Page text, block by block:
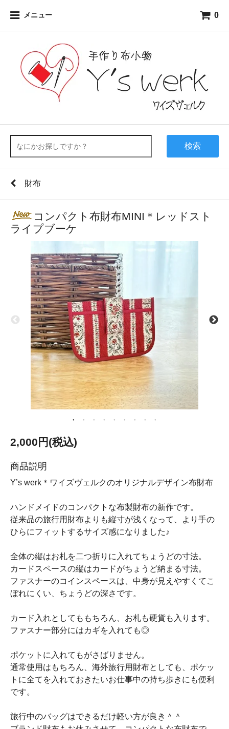
メニュー 0
検索
財布
コンパクト布財布MINI＊レッドスト
ライプブーケ
2,000円(税込)
商品説明
Y’s werk＊ワイズヴェルクのオリジナルデザイン布財布
ハンドメイドのコンパクトな布製財布の新作です。
従来品の旅行用財布よりも縦寸が浅くなって、より手の
ひらにフィットするサイズ感になりました♪
全体の縦はお札を二つ折りに入れてちょうどの寸法。
カードスペースの縦はカードがちょうど納まる寸法。
ファスナーのコインスペースは、中身が見えやすくてこ
ぼれにくい、ちょうどの深さです。
カード入れとしてももちろん、お札も硬貨も入ります。
ファスナー部分にはカギを入れても◎
ポケットに入れてもがさばりません。
通常使用はもちろん、海外旅行用財布としても、ポケッ
トに全てを入れておきたいお仕事中の持ち歩きにも便利
です。
旅行中のバッグはできるだけ軽い方が良き＾＾